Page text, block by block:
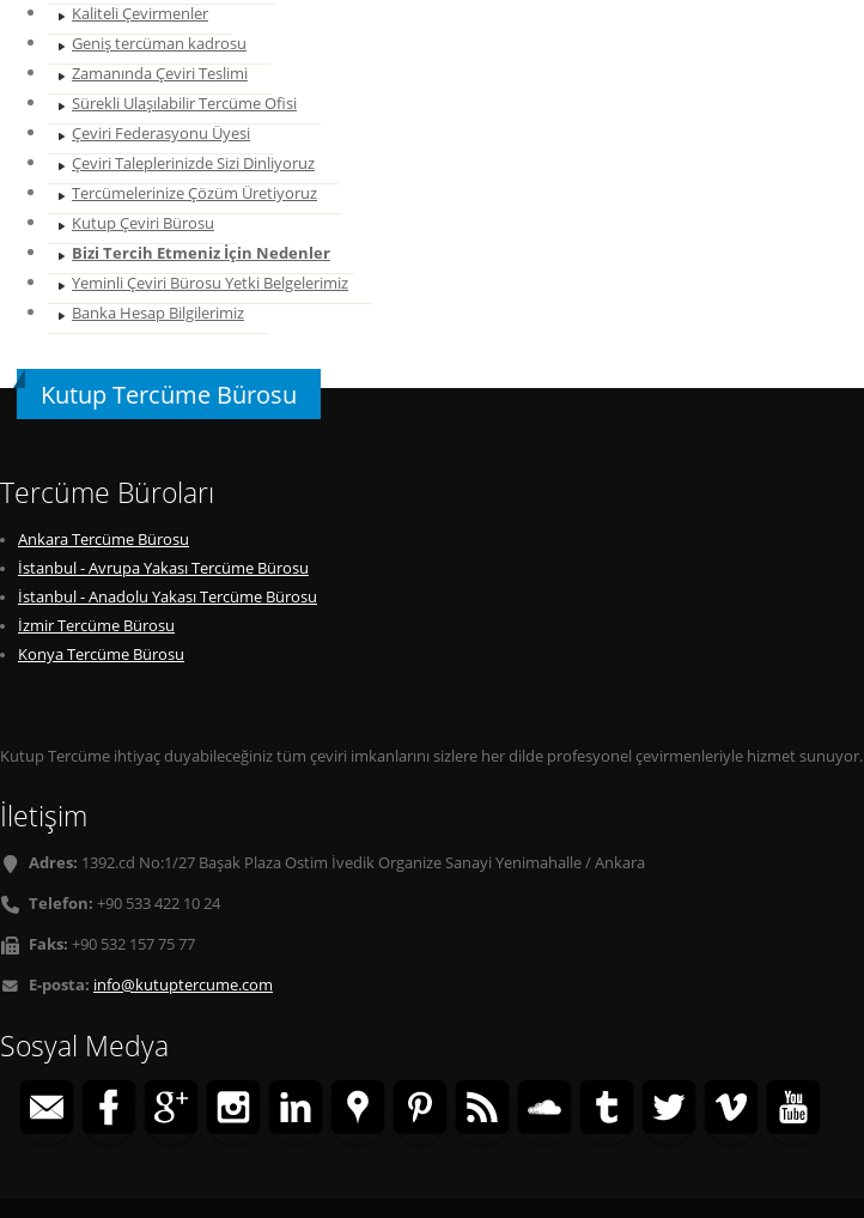
Kaliteli Çevirmenler
Geniş tercüman kadrosu
Zamanında Çeviri Teslimi
Sürekli Ulaşılabilir Tercüme Ofisi
Çeviri Federasyonu Üyesi
Çeviri Taleplerinizde Sizi Dinliyoruz
Tercümelerinize Çözüm Üretiyoruz
Kutup Çeviri Bürosu
Bizi Tercih Etmeniz İçin Nedenler
Yeminli Çeviri Bürosu Yetki Belgelerimiz
Banka Hesap Bilgilerimiz
Kutup Tercüme Bürosu
Tercüme Büroları
Ankara Tercüme Bürosu
İstanbul - Avrupa Yakası Tercüme Bürosu
İstanbul - Anadolu Yakası Tercüme Bürosu
İzmir Tercüme Bürosu
Konya Tercüme Bürosu
Kutup Tercüme ihtiyaç duyabileceğiniz tüm çeviri imkanlarını sizlere her dilde profesyonel çevirmenleriyle hizmet sunuyor.
İletişim
Adres: 1392.cd No:1/27 Başak Plaza Ostim İvedik Organize Sanayi Yenimahalle / Ankara
Telefon: +90 533 422 10 24
Faks: +90 532 157 75 77
E-posta: info@kutuptercume.com
Sosyal Medya